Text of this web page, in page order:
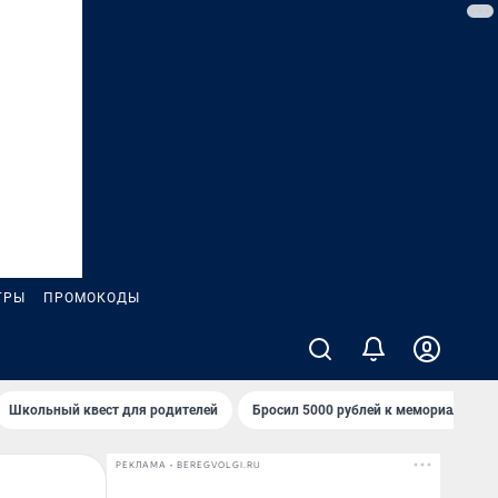
ПРОМОКОДЫ
Школьный квест для родителей Бросил 5000 рублей к мемориалу
РЕКЛАМА • BEREGVOLGI.RU